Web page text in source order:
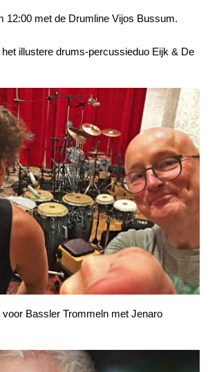
12:00 met de Drumline Vijos Bussum.
illustere drums-percussieduo Eijk & De
voor Bassler Trommeln met Jenaro